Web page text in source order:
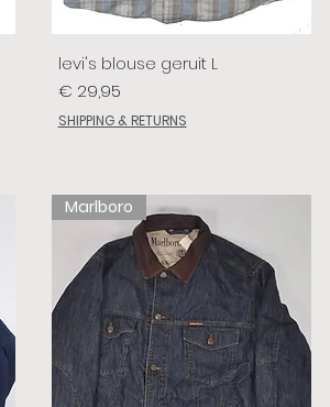
levi's blouse geruit L
Prijs
€ 29,95
SHIPPING & RETURNS
Marlboro